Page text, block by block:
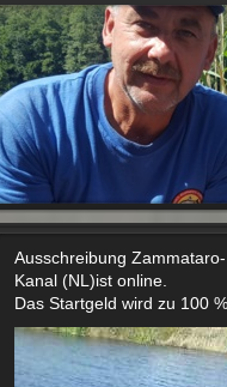
Ausschreibung
Kanal (NL)ist online.
Das Startgeld wird zu 100